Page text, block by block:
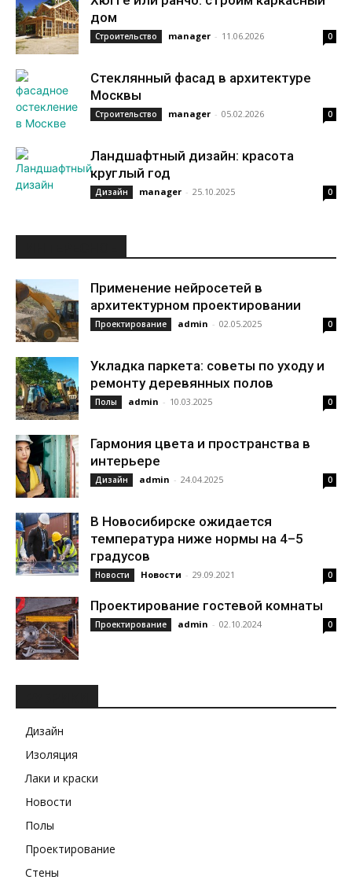
дом
Строительство manager - 11.06.2026 0
Стеклянный фасад в архитектуре
Москвы
Строительство manager - 05.02.2026 0
Ландшафтный дизайн: красота
круглый год
Дизайн manager - 25.10.2025 0
Применение нейросетей в
архитектурном проектировании
Проектирование admin - 02.05.2025 0
Укладка паркета: советы по уходу и
ремонту деревянных полов
Полы admin - 10.03.2025 0
Гармония цвета и пространства в
интерьере
Дизайн admin - 24.04.2025 0
В Новосибирске ожидается
температура ниже нормы на 4–5
градусов
Новости Новости - 29.09.2021 0
Проектирование гостевой комнаты
Проектирование admin - 02.10.2024 0
Дизайн
Изоляция
Лаки и краски
Новости
Полы
Проектирование
Стены